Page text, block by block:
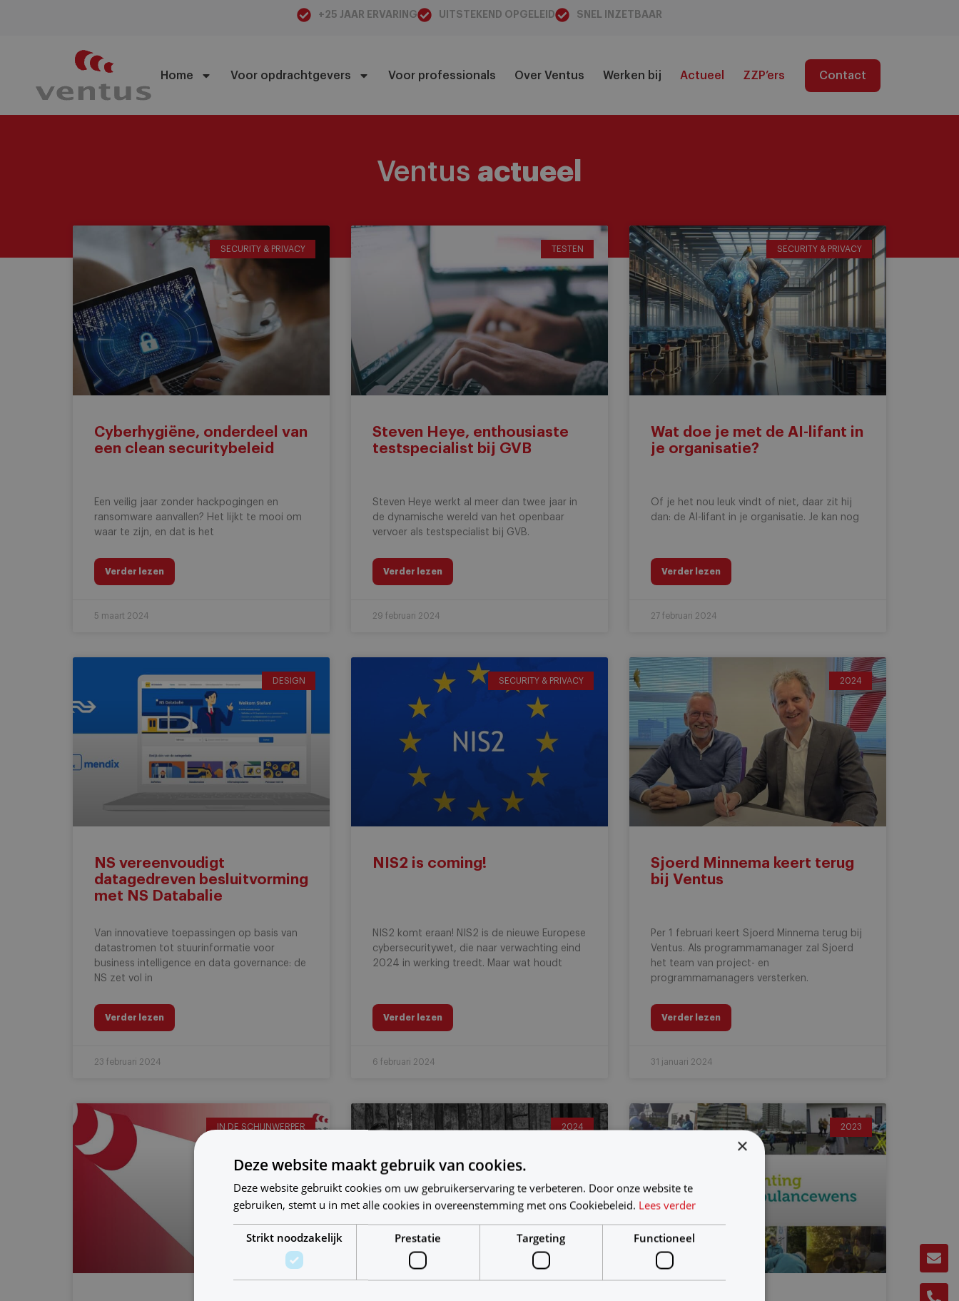
+25 JAAR ERVARING UITSTEKEND OPGELEID SNEL INZETBAAR
Home Voor opdrachtgevers Voor professionals Over Ventus Werken bij Actueel ZZP’ers Contact
Ventus actueel
SECURITY & PRIVACY
Cyberhygiëne, onderdeel van
een clean securitybeleid
Een veilig jaar zonder hackpogingen en
ransomware aanvallen? Het lijkt te mooi om
waar te zijn, en dat is het
Verder lezen
5 maart 2024
TESTEN
Steven Heye, enthousiaste
testspecialist bij GVB
Steven Heye werkt al meer dan twee jaar in
de dynamische wereld van het openbaar
vervoer als testspecialist bij GVB.
Verder lezen
29 februari 2024
SECURITY & PRIVACY
Wat doe je met de AI-lifant in
je organisatie?
Of je het nou leuk vindt of niet, daar zit hij
dan: de AI-lifant in je organisatie. Je kan nog
Verder lezen
27 februari 2024
DESIGN
NS vereenvoudigt
datagedreven besluitvorming
met NS Databalie
Van innovatieve toepassingen op basis van
datastromen tot stuurinformatie voor
business intelligence en data governance: de
NS zet vol in
Verder lezen
23 februari 2024
SECURITY & PRIVACY
NIS2 is coming!
NIS2 komt eraan! NIS2 is de nieuwe Europese
cybersecuritywet, die naar verwachting eind
2024 in werking treedt. Maar wat houdt
Verder lezen
6 februari 2024
2024
Sjoerd Minnema keert terug
bij Ventus
Per 1 februari keert Sjoerd Minnema terug bij
Ventus. Als programmamanager zal Sjoerd
het team van project- en
programmamanagers versterken.
Verder lezen
31 januari 2024
IN DE SCHIJNWERPER 2024 2023
×
Deze website maakt gebruik van cookies.
Deze website gebruikt cookies om uw gebruikerservaring te verbeteren. Door onze website te
gebruiken, stemt u in met alle cookies in overeenstemming met ons Cookiebeleid. Lees verder
Strikt noodzakelijk Prestatie Targeting Functioneel